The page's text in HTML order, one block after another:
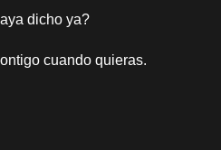
dicho ya?
cuando quieras.